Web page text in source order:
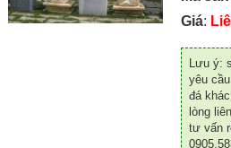
Giá:
Lưu ý:
yêu
đá
lòng
tư vấn